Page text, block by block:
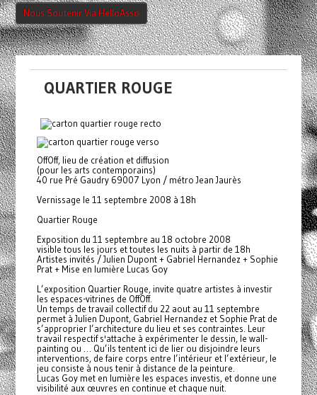
Nous Soutenir Via HelloAsso
QUARTIER ROUGE
OffOff, lieu de création et diffusion
(pour les arts contemporains)
40 rue Pré Gaudry 69007 Lyon / métro Jean Jaurès
Vernissage le 11 septembre 2008 à 18h
Quartier Rouge
Exposition du 11 septembre au 18 octobre 2008
visible tous les jours et toutes les nuits à partir de 18h
Artistes invités / Julien Dupont + Gabriel Hernandez + Sophie
Prat + Mise en lumière Lucas Goy
L’exposition Quartier Rouge, invite quatre artistes à investir
les espaces-vitrines de OffOff.
Un temps de travail collectif du 22 aout au 11 septembre
permet à Julien Dupont, Gabriel Hernandez et Sophie Prat de
s’approprier l’architecture du lieu et ses contraintes. Leur
travail respectif s'attache à expérimenter le dessin, le wall-
painting ou … Qu’ils tentent ici de lier ou disjoindre leurs
interventions, de faire corps entre l’intérieur et l’extérieur, le
jeu consiste à nous tenir à distance de la peinture.
Lucas Goy met en lumière les espaces investis, et donne une
visibilité aux œuvres en continue et chaque nuit.